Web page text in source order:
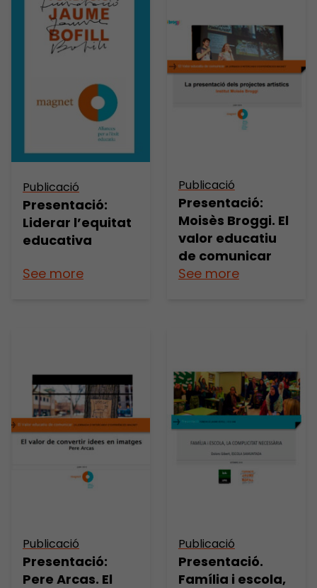
Publicació
Presentació:
Liderar l’equitat
educativa
See more
Publicació
Presentació:
Moisès Broggi. El
valor educatiu
de comunicar
See more
Publicació
Presentació:
Pere Arcas. El
Publicació
Presentació.
Família i escola,